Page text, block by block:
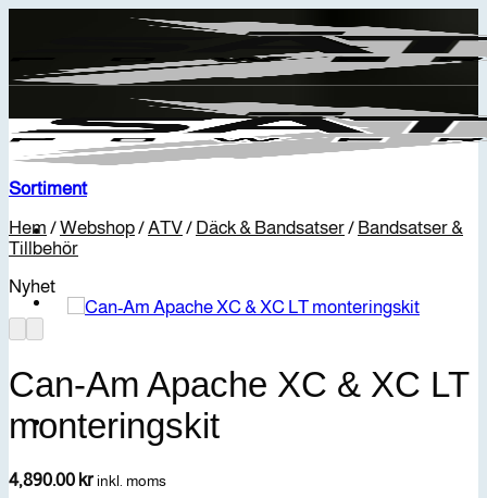
Sortiment
Hem /Webshop/ATV/ Däck & Bandsatser/ Bandsatser &
Tillbehör
Nyhet
Can-Am Apache XC & XC LT
monteringskit
4,890.00 krinkl. moms